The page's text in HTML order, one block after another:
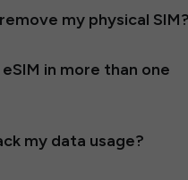
my physical SIM?
in more than one
my data usage?